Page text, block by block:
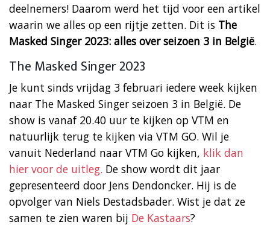
deelnemers! Daarom werd het tijd voor een artikel
waarin we alles op een rijtje zetten. Dit is The
Masked Singer 2023: alles over seizoen 3 in België.
The Masked Singer 2023
Je kunt sinds vrijdag 3 februari iedere week kijken
naar The Masked Singer seizoen 3 in België. De
show is vanaf 20.40 uur te kijken op VTM en
natuurlijk terug te kijken via VTM GO. Wil je
vanuit Nederland naar VTM Go kijken, klik dan
hier voor de uitleg. De show wordt dit jaar
gepresenteerd door Jens Dendoncker. Hij is de
opvolger van Niels Destadsbader. Wist je dat ze
samen te zien waren bij De Kastaars?